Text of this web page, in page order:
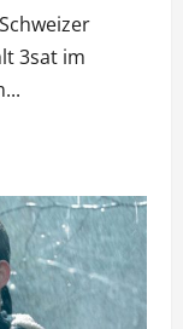
3sat im